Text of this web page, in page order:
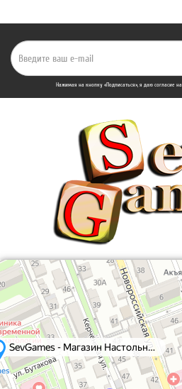
Нажимая на кнопку «Подписаться», я даю cогласие на